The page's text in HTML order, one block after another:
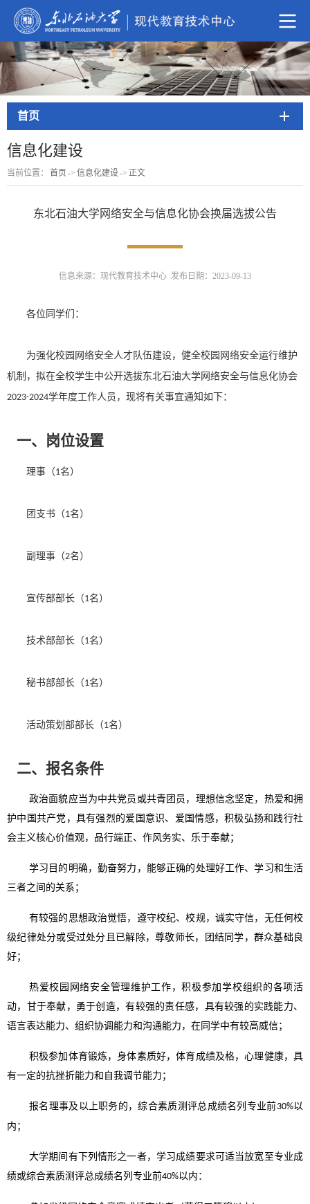
首页
信息化建设
当前位置： 首页 -> 信息化建设-> 正文
东北石油大学网络安全与信息化协会换届选拔公告
信息来源：现代教育技术中心 发布日期：2023-09-13
各位同学们：
为强化校园 网络安全人才队伍建设，健全校园网络安全运行维护
机制， 拟在全校学生中公开选拔东北石油大学网络安全与信息化协会
2023-2024学年度工作人员，现将有关事宜通知如下：
一、 岗位设置
理事 （1名）
团支书 （1名）
副理事 （2名）
宣传部部长（1名）
技术部部长（1名）
秘书部部长（1名）
活动策划 部部长（1名）
二、 报名条件
政治面貌应当为中共党员或共青团员，理想信念坚定，热爱和拥
护中国共产党，具有强烈的爱国意识、爱国情感，积极弘扬和践行社
会主义核心价值观，品行端正、作风务实、乐于奉献；
学习目的明确，勤奋努力，能够正确的处理好工作、学习和生活
三者之间的关系；
有较强的思想政治觉悟，遵守校纪、校规，诚实守信，无任何校
级纪律处分或受过处分且已解除，尊敬师长，团结同学，群众基础良
好；
热爱校园网络安全管理维护工作，积极参加学校组织的各项活
动，甘于奉献，勇于创造，有较强的责任感，具有较强的实践能力、
语言表达能力、组织协调能力和沟通能力，在同学中有较高威信；
积极参加体育锻炼，身体素质好，体育成绩及格，心理健康，具
有一定的抗挫折能力和自我调节能力；
报名 理事及以上职务的，综合素质测评总成绩名列专业前30%以
内；
大学期间有下列情形之一者，学习成绩要求可适当放宽至专业成
绩或综合素质测评总成绩名列专业前40%以内：